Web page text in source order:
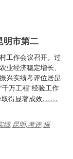
市第二
工作会议召开。过
业经济稳定增长、
兴实绩考评位居昆
万工程”经验工作
得显著成效……
绩,昆明,考评,振